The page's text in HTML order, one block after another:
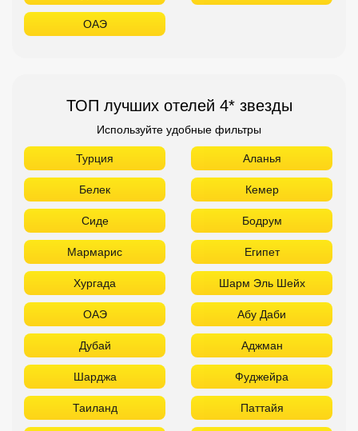
ОАЭ
ТОП лучших отелей 4* звезды
Используйте удобные фильтры
Турция Аланья
Белек Кемер
Сиде Бодрум
Мармарис Египет
Хургада Шарм Эль Шейх
ОАЭ Абу Даби
Дубай Аджман
Шарджа Фуджейра
Таиланд Паттайя